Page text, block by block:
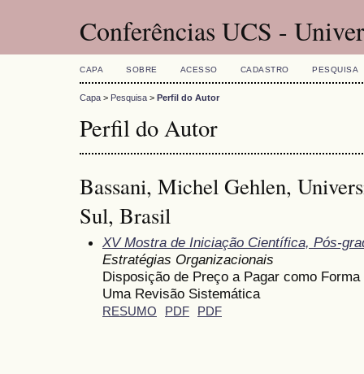
Conferências UCS -
CAPA SOBRE ACESSO CADASTRO PESQUISA
Capa > Pesquisa > Perfil do Autor
Perfil do Autor
Bassani, Michel Gehlen,
Sul, Brasil
XV Mostra de Iniciação Científica, Pós-
Estratégias Organizacionais
Disposição de Preço a Pagar como
Uma Revisão Sistemática
RESUMO PDF PDF